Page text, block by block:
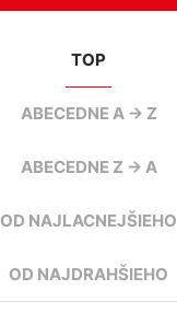
TOP
ABECEDNE A -> Z
ABECEDNE Z -> A
OD NAJLACNEJŠIEHO
OD NAJDRAHŠIEHO